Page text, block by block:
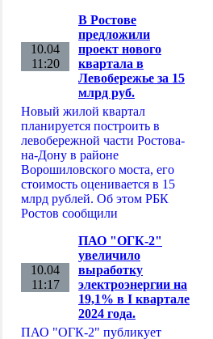
10.04
11:20
В Ростове
предложили
проект нового
квартала в
Левобережье за 15
млрд руб.
Новый жилой квартал
планируется построить в
левобережной части Ростова-
на-Дону в районе
Ворошиловского моста, его
стоимость оценивается в 15
млрд рублей. Об этом РБК
Ростов сообщили
10.04
11:17
ПАО "ОГК-2"
увеличило
выработку
электроэнергии на
19,1% в I квартале
2024 года.
ПАО "ОГК-2" публикует